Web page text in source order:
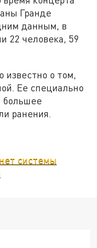
Гранде
данным, в
22 человека, 59
известно о том,
Ее специально
большее
ранения.
системы